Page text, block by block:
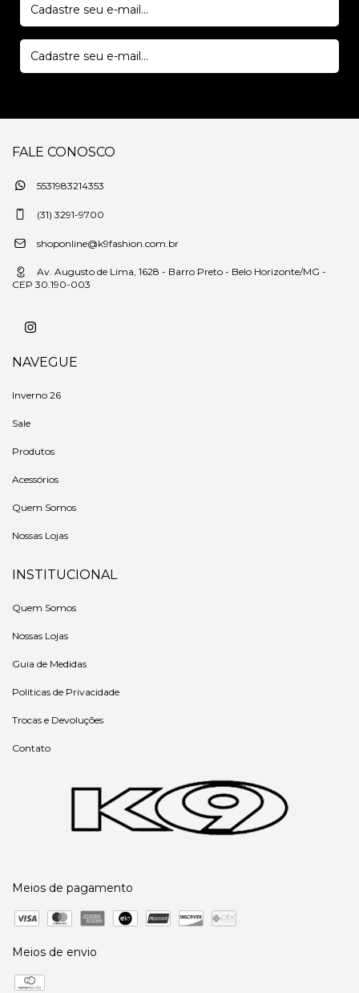
FALE CONOSCO
5531983214353
(31) 3291-9700
shoponline@k9fashion.com.br
Av. Augusto de Lima, 1628 - Barro Preto - Belo Horizonte/MG -
CEP 30.190-003
NAVEGUE
Inverno 26
Sale
Produtos
Acessórios
Quem Somos
Nossas Lojas
INSTITUCIONAL
Quem Somos
Nossas Lojas
Guia de Medidas
Politicas de Privacidade
Trocas e Devoluções
Contato
Meios de pagamento
Meios de envio